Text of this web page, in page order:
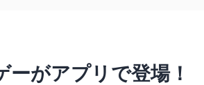
がアプリで登場！